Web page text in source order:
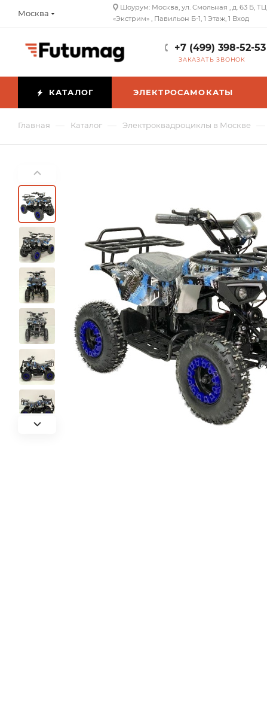
Москва
Шоурум: Москва, ул. Смольная , д. 63 Б, ТЦ
«Экстрим» , Павильон Б-1, 1 Этаж, 1 Вход
+7 (499) 398-52-53
ЗАКАЗАТЬ ЗВОНОК
КАТАЛОГ ЭЛЕКТРОСАМОКАТЫ
Главная — Каталог — Электроквадроциклы в Москве —